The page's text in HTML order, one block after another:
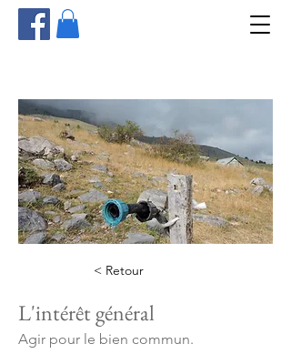
< Retour
L'intérêt général
Agir pour le bien commun.